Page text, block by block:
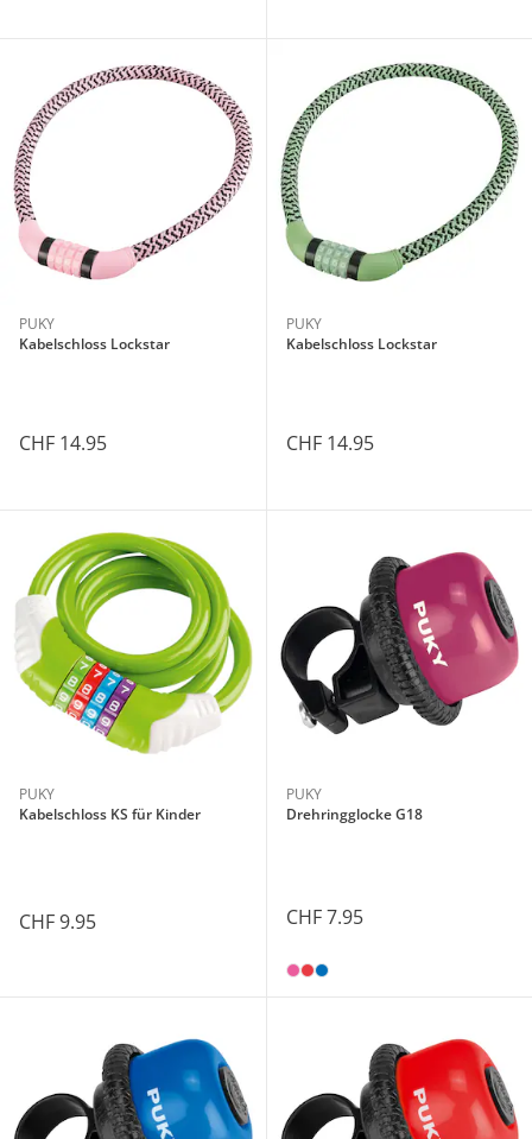
PUKY
Kabelschloss Lockstar
CHF 14.95
PUKY
Kabelschloss Lockstar
CHF 14.95
PUKY
Kabelschloss KS für Kinder
CHF 9.95
PUKY
Drehringglocke G18
CHF 7.95